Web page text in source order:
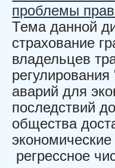
проблемы
Тема данной
страхование
владельцев
аварий для
последствий
общества
регрессное